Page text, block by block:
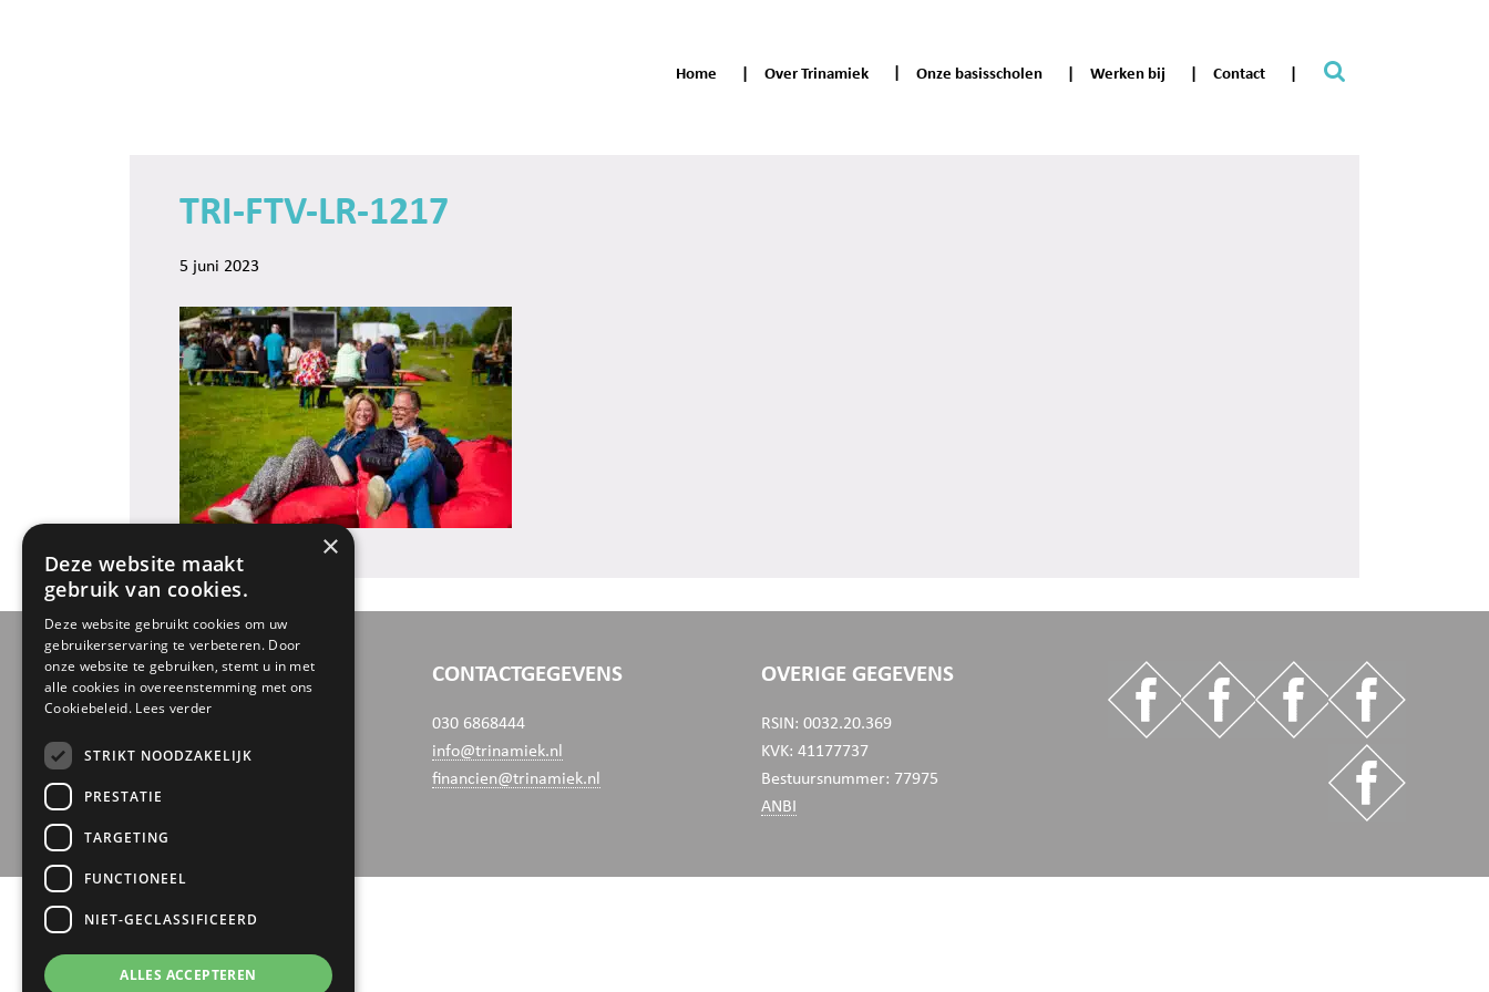
Home Over Trinamiek Onze basisscholen Werken bij Contact
TRI-FTV-LR-1217
5 juni 2023
BEZOEK- EN POSTADRES
3401 MN IJsselstein
CONTACTGEGEVENS
030 6868444
info@trinamiek.nl
financien@trinamiek.nl
OVERIGE GEGEVENS
RSIN: 0032.20.369
KVK: 41177737
Bestuursnummer: 77975
ANBI
×
Deze website maakt
gebruik van cookies.
Deze website gebruikt cookies om uw
gebruikerservaring te verbeteren. Door
onze website te gebruiken, stemt u in met
alle cookies in overeenstemming met ons
Cookiebeleid. Lees verder
STRIKT NOODZAKELIJK
PRESTATIE
TARGETING
FUNCTIONEEL
NIET-GECLASSIFICEERD
ALLES ACCEPTEREN